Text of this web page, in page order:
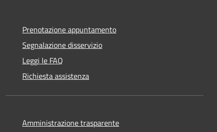
Prenotazione appuntamento
Segnalazione disservizio
Leggi le FAQ
Richiesta assistenza
Amministrazione trasparente